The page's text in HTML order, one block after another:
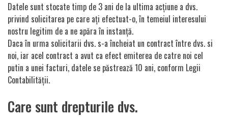
Datele sunt stocate timp de 3 ani de la ultima acțiune a dvs.
privind solicitarea pe care ați efectuat-o, în temeiul interesului
nostru legitim de a ne apăra în instanță.
Daca în urma solicitarii dvs. s-a încheiat un contract între dvs. si
noi, iar acel contract a avut ca efect emiterea de catre noi cel
putin a unei facturi, datele se păstrează 10 ani, conform Legii
Contabilității.
Care sunt drepturile dvs.